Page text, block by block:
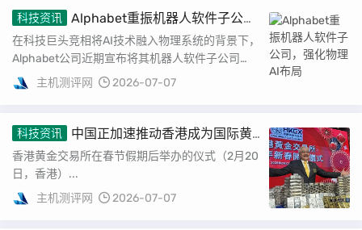
科技资讯
Alphabet重振机器人软件子公
司，强化物理AI布局
在科技巨头竞相将AI技术融入物理系统的背景下，
Alphabet公司近期宣布将其机器人软件子公司
Intrinsic重新划归至谷歌旗...
主机测评网 2026-07-07
科技资讯
中国正加速推动香港成为国际黄
金交易中心
香港黄金交易所在春节假期后举办的仪式（2月20
日，香港）...
主机测评网
2026-07-07